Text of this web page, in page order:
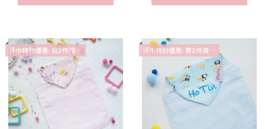
汗巾特別優惠: 買2件減$10 汗巾特別優惠: 買2件減$10